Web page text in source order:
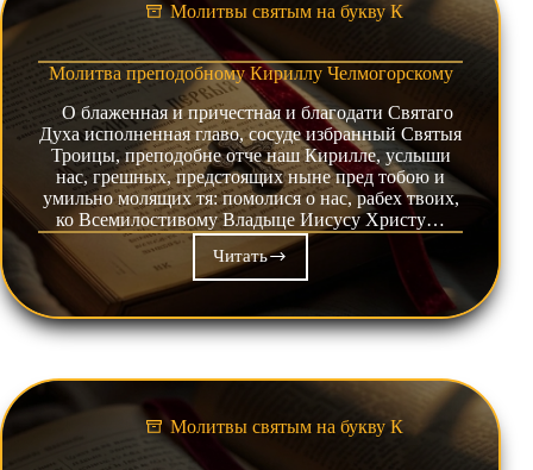
Молитвы святым на букву К
Молитва преподобному Кириллу Челмогорскому
О блаженная и причестная и благодати Святаго
Духа исполненная главо, сосуде избранный Святыя
Троицы, преподобне отче наш Кирилле, услыши
нас, грешных, предстоящих ныне пред тобою и
умильно молящих тя: помолися о нас, рабех твоих,
ко Всемилостивому Владыце Иисусу Христу…
ЧитатьМолитва
Кириллу
Челмогорскому
Молитвы святым на букву К